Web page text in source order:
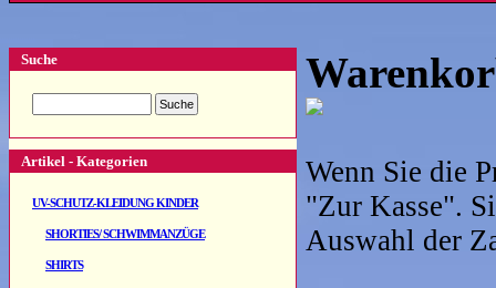
Suche
Artikel - Kategorien
UV-SCHUTZ-KLEIDUNG KINDER
SHORTIES/ SCHWIMMANZÜGE
SHIRTS
Wenn Sie die
"Zur Kasse".
Auswahl der